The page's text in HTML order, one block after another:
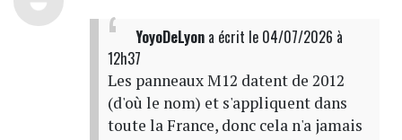
YoyoDeLyona écrit le 04/07/2026 à
12h37
Les panneaux M12 datent de 2012
(d'où le nom) et s'appliquent dans
toute la France, donc cela n'a jamais